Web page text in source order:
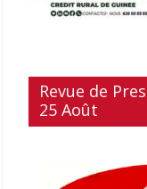
Revue de
25 Août